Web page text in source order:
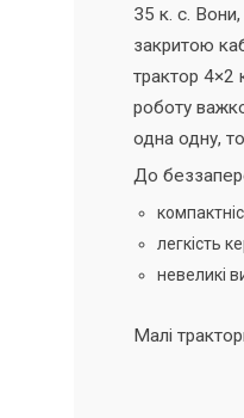
35 к. с. Вони,
закритою
трактор 4×2
роботу
одна одну,
До
легкість
невеликі
Малі